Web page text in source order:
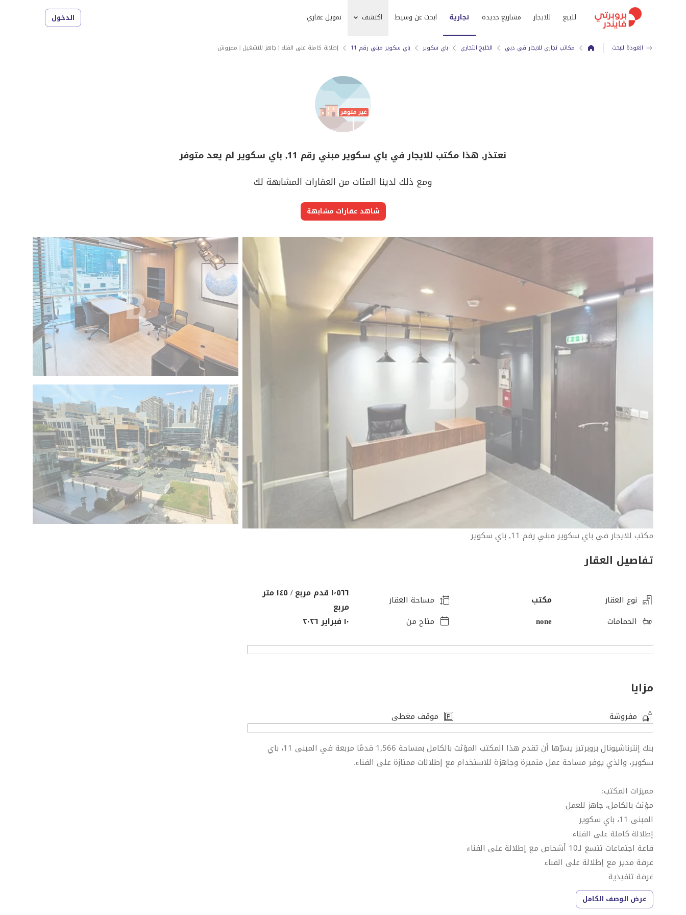
للبيع للايجار مشاريع جديدة تجارية ابحث عن وسيط اكتشف تمويل عقاري الدخول
العودة للبحث مكاتب تجاري للايجار في دبي الخليج التجاري باي سكوير باي سكوير مبني رقم 11 إطلالة كاملة على الفناء | جاهز للتشغيل | مفروش
نعتذر, هذا مكتب للايجار في باي سكوير مبني رقم 11, باي سكوير لم يعد متوفر
ومع ذلك لدينا المئات من العقارات المشابهة لك
شاهد عقارات مشابهة
مكتب للايجار في باي سكوير مبني رقم 11, باي سكوير
تفاصيل العقار
نوع العقار مكتب مساحة العقار
١٬٥٦٦ قدم مربع / ١٤٥ متر
مربع
الحمامات
none متاح من ١٠ فبراير ٢٠٢٦
مزايا
مفروشة موقف مغطى
بنك إنترناشيونال بروبرتيز يسرّها أن تقدم هذا المكتب المؤثث بالكامل بمساحة 1,566 قدمًا مربعة في المبنى 11، باي
سكوير، والذي يوفر مساحة عمل متميزة وجاهزة للاستخدام مع إطلالات ممتازة على الفناء.
مميزات المكتب:
مؤثث بالكامل، جاهز للعمل
المبنى 11، باي سكوير
إطلالة كاملة على الفناء
قاعة اجتماعات تتسع لـ10 أشخاص مع إطلالة على الفناء
غرفة مدير مع إطلالة على الفناء
غرفة تنفيذية
غرفة محاسب
غرفة اجتماعات صغيرة
عرض الوصف الكامل